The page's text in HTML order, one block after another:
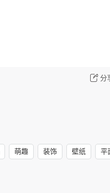
分
萌趣 装饰 壁纸 平